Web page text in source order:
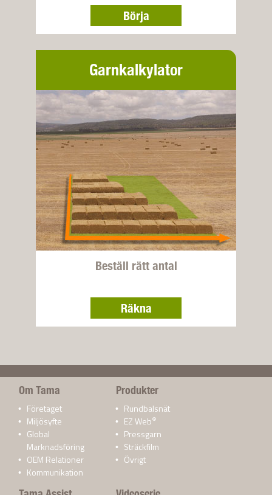
Börja
Garnkalkylator
Beställ rätt antal
Räkna
Om Tama
Företaget
Miljösyfte
Global
Marknadsföring
OEM Relationer
Kommunikation
Produkter
Rundbalsnät
EZ Web®
Pressgarn
Sträckfilm
Övrigt